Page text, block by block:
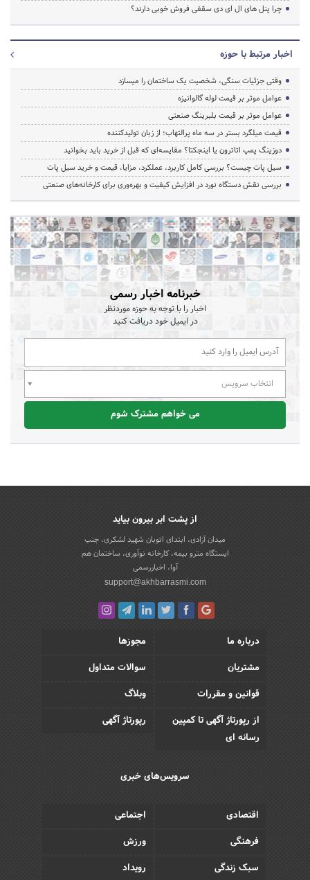
چرا پنل های ال ای دی سقفی فروش خوبی دارند؟
اخبار مرتبط با حوزه
وقتی جزئیات سنگی، شخصیت یک ساختمان را میسازد
عوامل موثر بر قیمت لوله گالوانیزه
عوامل موثر بر قیمت بلبرینگ صنعتی
قیمت میلگرد بستر در سه ماه پرالتهاب؛ از زبان تولیدکننده
دوزینگ پمپ اتاترون یا اینجکتا؟ مقایسه‌ای که قبل از خرید باید بخوانید
سیل پات چیست؟ بررسی کامل کاربرد، عملکرد، مزایا، قیمت و خرید سیل پات
بررسی نقش دستگاه نورد در افزایش کیفیت و بهره‌وری برای کارخانه‌های صنعتی
خبرنامه اخبار رسمی
اخبار را با توجه به حوزه موردنظر
در ایمیل خود دریافت کنید
انتخاب سرویس
می خواهم مشترک شوم
از پشت ابر بیرون بیاید
میدان آزادی، ابتدای اتوبان شهید لشکری، جنب
ایستگاه مترو بیمه، کارخانه نوآوری، ساختمان هم
آوا، اخباررسمی
support@akhbarrasmi.com
درباره ما
مجوزها
مشتریان
سوالات متداول
قوانین و مقررات
وبلاگ
از رپورتاژ آگهی تا کمپین
رسانه ای
رپورتاژ آگهی
سرویس‌های خبری
اقتصادی
اجتماعی
فرهنگی
ورزش
سبک زندگی
رویداد